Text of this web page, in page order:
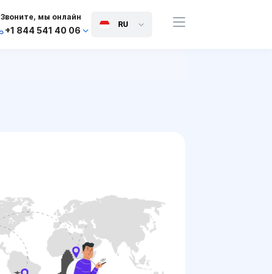
Звоните, мы онлайн
+1 844 541 40 06
RU